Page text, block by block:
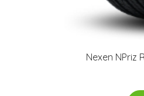
Nexen NPriz